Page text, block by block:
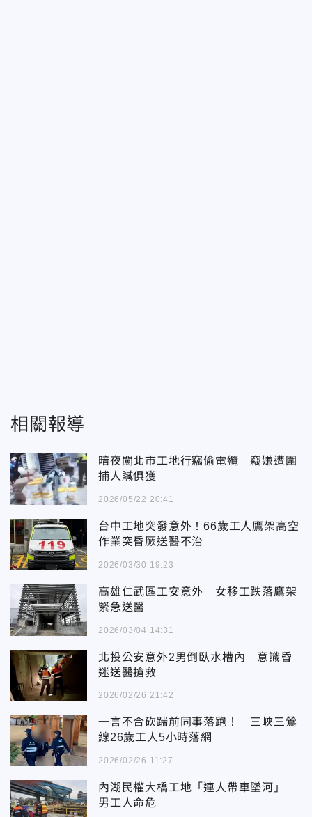
相關報導
暗夜闖北市工地行竊偷電纜 竊嫌遭圍
捕人贓俱獲
2026/05/22 20:41
台中工地突發意外！66歲工人鷹架高空
作業突昏厥送醫不治
2026/03/30 19:23
高雄仁武區工安意外 女移工跌落鷹架
緊急送醫
2026/03/04 14:31
北投公安意外2男倒臥水槽內 意識昏
迷送醫搶救
2026/02/26 21:42
一言不合砍踹前同事落跑！ 三峽三鶯
線26歲工人5小時落網
2026/02/26 11:27
內湖民權大橋工地「連人帶車墜河」
男工人命危